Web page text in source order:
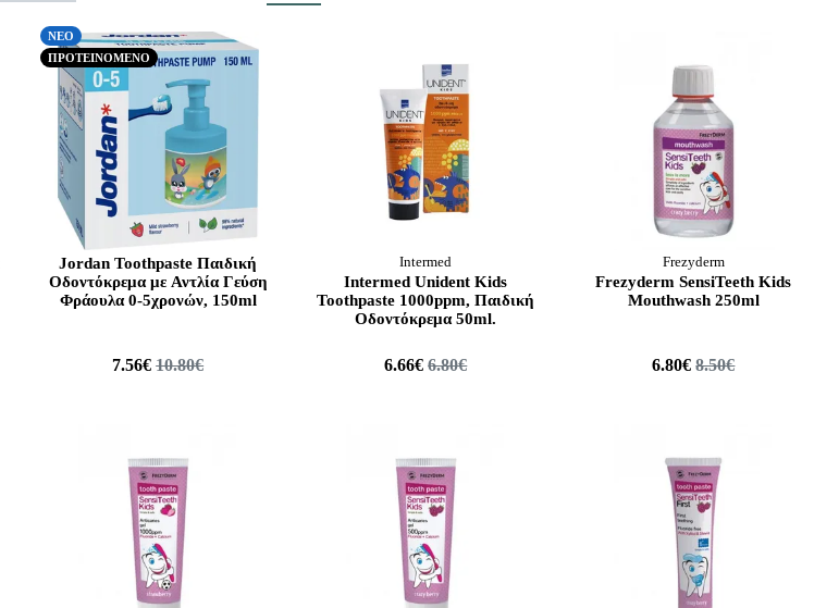
ΝΕΟ
ΠΡΟΤΕΙΝΟΜΕΝΟ
Jordan Toothpaste Παιδική
Οδοντόκρεμα με Αντλία Γεύση
Φράουλα 0-5χρονών, 150ml
7.56€10.80€
Intermed
Intermed Unident Kids
Toothpaste 1000ppm, Παιδική
Οδοντόκρεμα 50ml.
6.66€6.80€
Frezyderm
Frezyderm SensiTeeth Kids
Mouthwash 250ml
6.80€8.50€